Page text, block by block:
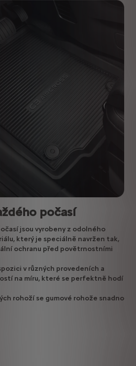
počasí
jsou vyrobeny z odolného
který je speciálně navržen tak,
ochranu před povětrnostními
v různých provedeních a
na míru, které se perfektně hodí
rohoží se gumové rohože snadno